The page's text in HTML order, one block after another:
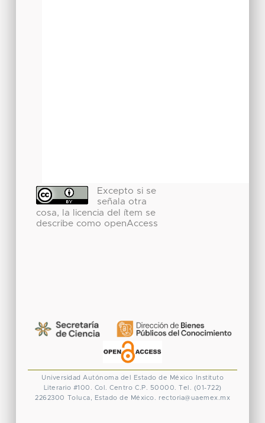
Excepto si se
señala otra
cosa, la licencia del ítem se
describe como openAccess
Universidad Autónoma del Estado de México
Instituto
Literario #100. Col. Centro C.P. 50000. Tel. (01-722)
2262300 Toluca, Estado de México. rectoria@uaemex.mx